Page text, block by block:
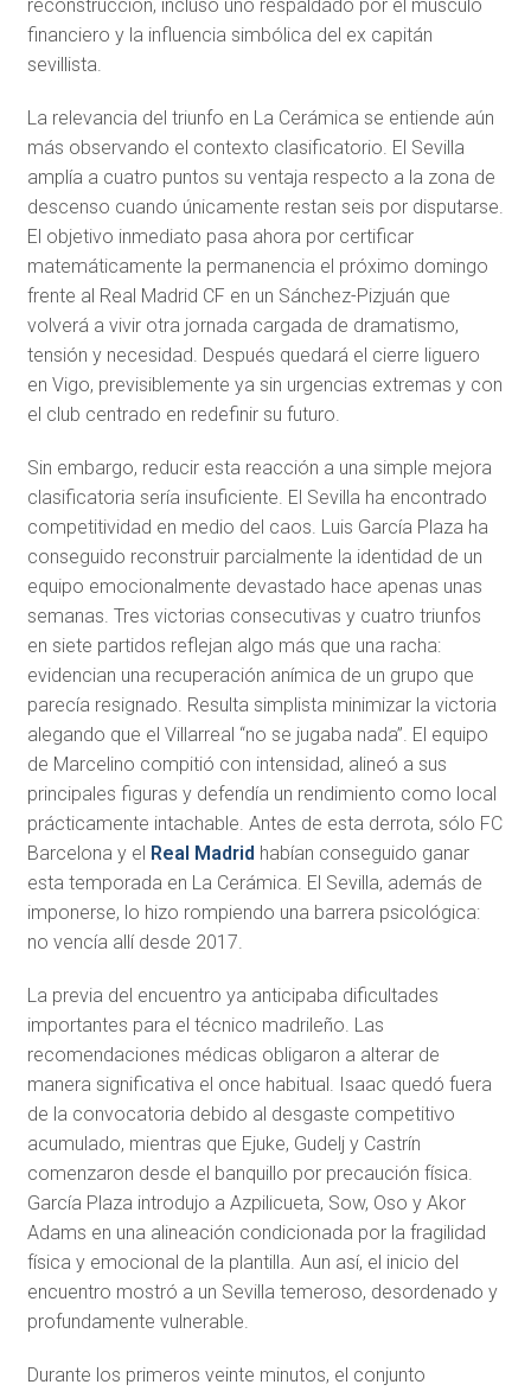
reconstrucción, incluso uno respaldado por el músculo
financiero y la influencia simbólica del ex capitán
sevillista.
La relevancia del triunfo en La Cerámica se entiende aún
más observando el contexto clasificatorio. El Sevilla
amplía a cuatro puntos su ventaja respecto a la zona de
descenso cuando únicamente restan seis por disputarse.
El objetivo inmediato pasa ahora por certificar
matemáticamente la permanencia el próximo domingo
frente al Real Madrid CF en un Sánchez-Pizjuán que
volverá a vivir otra jornada cargada de dramatismo,
tensión y necesidad. Después quedará el cierre liguero
en Vigo, previsiblemente ya sin urgencias extremas y con
el club centrado en redefinir su futuro.
Sin embargo, reducir esta reacción a una simple mejora
clasificatoria sería insuficiente. El Sevilla ha encontrado
competitividad en medio del caos. Luis García Plaza ha
conseguido reconstruir parcialmente la identidad de un
equipo emocionalmente devastado hace apenas unas
semanas. Tres victorias consecutivas y cuatro triunfos
en siete partidos reflejan algo más que una racha:
evidencian una recuperación anímica de un grupo que
parecía resignado. Resulta simplista minimizar la victoria
alegando que el Villarreal “no se jugaba nada”. El equipo
de Marcelino compitió con intensidad, alineó a sus
principales figuras y defendía un rendimiento como local
prácticamente intachable. Antes de esta derrota, sólo FC
Barcelona y el Real Madrid habían conseguido ganar
esta temporada en La Cerámica. El Sevilla, además de
imponerse, lo hizo rompiendo una barrera psicológica:
no vencía allí desde 2017.
La previa del encuentro ya anticipaba dificultades
importantes para el técnico madrileño. Las
recomendaciones médicas obligaron a alterar de
manera significativa el once habitual. Isaac quedó fuera
de la convocatoria debido al desgaste competitivo
acumulado, mientras que Ejuke, Gudelj y Castrín
comenzaron desde el banquillo por precaución física.
García Plaza introdujo a Azpilicueta, Sow, Oso y Akor
Adams en una alineación condicionada por la fragilidad
física y emocional de la plantilla. Aun así, el inicio del
encuentro mostró a un Sevilla temeroso, desordenado y
profundamente vulnerable.
Durante los primeros veinte minutos, el conjunto